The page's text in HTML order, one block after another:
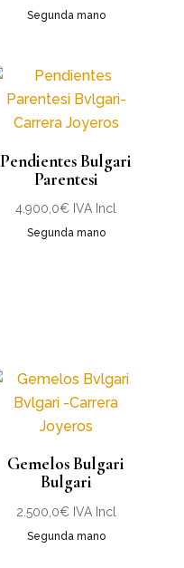
Segunda mano
Pendientes Bulgari
Parentesi
4.900,0€ IVA Incl
Segunda mano
Gemelos Bulgari
Bulgari
2.500,0€ IVA Incl
Segunda mano